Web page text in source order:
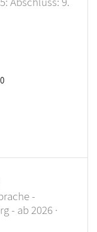
-
- ab 2026 ·